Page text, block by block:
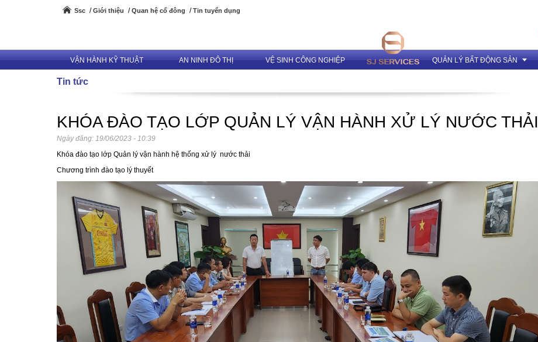
Ssc Giới thiệu Quan hệ cổ đông Tin tuyển dụng
VẬN HÀNH KỸ THUẬT AN NINH ĐÔ THỊ VỆ SINH CÔNG NGHIỆP QUẢN LÝ BẤT ĐỘNG SẢN
Tin tức
KHÓA ĐÀO TẠO LỚP QUẢN LÝ VẬN HÀNH XỬ LÝ NƯỚC THẢI
Ngày đăng: 19/06/2023 - 10:39
Khóa đào tạo lớp Quản lý vận hành hệ thống xử lý nước thải
Chương trình đào tạo lý thuyết